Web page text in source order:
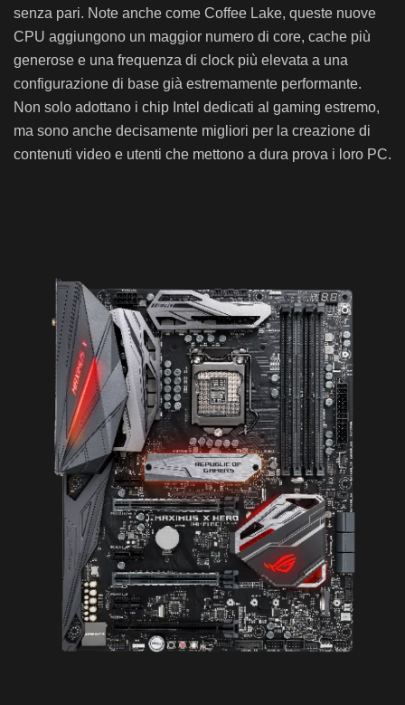
senza pari. Note anche come Coffee Lake, queste nuove
CPU aggiungono un maggior numero di core, cache più
generose e una frequenza di clock più elevata a una
configurazione di base già estremamente performante.
Non solo adottano i chip Intel dedicati al gaming estremo,
ma sono anche decisamente migliori per la creazione di
contenuti video e utenti che mettono a dura prova i loro PC.